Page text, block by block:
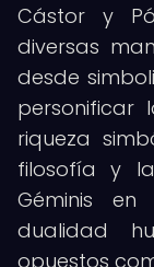
Cástor y
diversas
desde
personificar
riqueza
filosofía y
Géminis
dualidad
opuestos